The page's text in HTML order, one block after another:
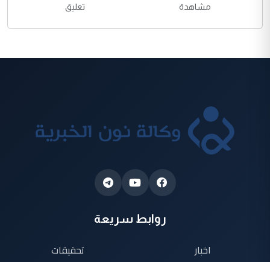
مشاهدة تعليق
روابط سريعة
اخبار
تحقيقات